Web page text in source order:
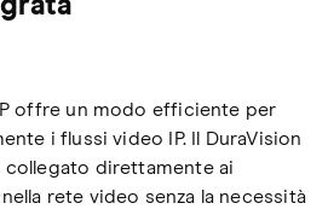
IP offre un modo efficiente per
i flussi video IP. Il DuraVision
collegato direttamente ai
rete video senza la necessità